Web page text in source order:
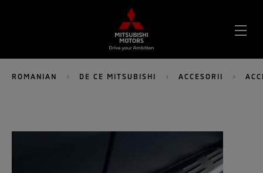
ROMANIAN DE CE MITSUBISHI ACCESORII